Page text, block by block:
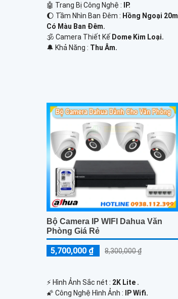
🤖️ Trang Bị Công Nghệ :
IP.
🌔 Tầm Nhìn Ban Đêm : Hồng Ngoại 20m
Có Màu Ban Đêm.
🕉️ Camera Thiết Kế Dome Kim Loại.
️🔔 Khả Năng : Thu Âm.
Bộ Camera IP WIFI Dahua Văn
Phòng Giá Rẻ
5,700,000 ₫ 8,300,000 ₫
️⚡ Hình Ảnh Sắc nét : 2K Lite .
🌠 Công Nghệ Hình Ảnh :
IP Wifi.